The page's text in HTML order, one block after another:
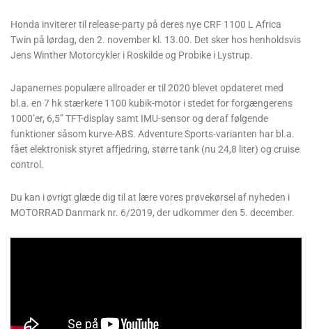
Honda inviterer til release-party på deres nye CRF 1100 L Africa
Twin på lørdag, den 2. november kl. 13.00. Det sker hos henholdsvis
Jens Winther Motorcykler i Roskilde og Probike i Lystrup.
Japanernes populære allroader er til 2020 blevet opdateret med
bl.a. en 7 hk stærkere 1100 kubik-motor i stedet for forgængerens
1000’er, 6,5” TFT-display samt IMU-sensor og deraf følgende
funktioner såsom kurve-ABS. Adventure Sports-varianten har bl.a.
fået elektronisk styret affjedring, større tank (nu 24,8 liter) og cruise
control.
Du kan i øvrigt glæde dig til at lære vores prøvekørsel af nyheden i
MOTORRAD Danmark nr. 6/2019, der udkommer den 5. december.